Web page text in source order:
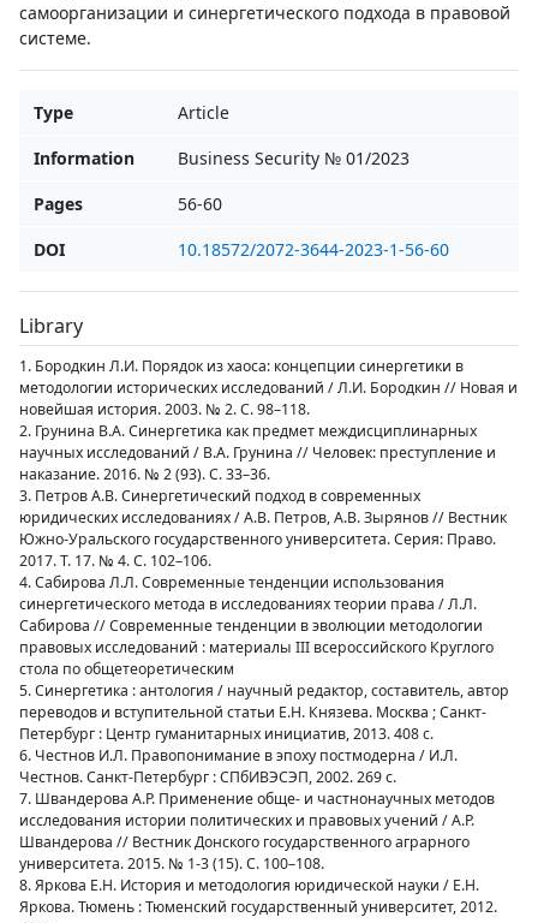
самоорганизации и синергетического подхода в правовой
системе.
Type
Article
Information
Business Security № 01/2023
Pages
56-60
DOI
10.18572/2072-3644-2023-1-56-60
Library
1. Бородкин Л.И. Порядок из хаоса: концепции синергетики в
методологии исторических исследований / Л.И. Бородкин // Новая и
новейшая история. 2003. № 2. С. 98–118.
2. Грунина В.А. Синергетика как предмет междисциплинарных
научных исследований / В.А. Грунина // Человек: преступление и
наказание. 2016. № 2 (93). С. 33–36.
3. Петров А.В. Синергетический подход в современных
юридических исследованиях / А.В. Петров, А.В. Зырянов // Вестник
Южно-Уральского государственного университета. Серия: Право.
2017. Т. 17. № 4. С. 102–106.
4. Сабирова Л.Л. Современные тенденции использования
синергетического метода в исследованиях теории права / Л.Л.
Сабирова // Современные тенденции в эволюции методологии
правовых исследований : материалы III всероссийского Круглого
стола по общетеоретическим
5. Синергетика : антология / научный редактор, составитель, автор
переводов и вступительной статьи E.H. Князева. Москва ; Санкт-
Петербург : Центр гуманитарных инициатив, 2013. 408 с.
6. Честнов И.Л. Правопонимание в эпоху постмодерна / И.Л.
Честнов. Санкт-Петербург : СПбИВЭСЭП, 2002. 269 с.
7. Швандерова А.Р. Применение обще- и частнонаучных методов
исследования истории политических и правовых учений / А.Р.
Швандерова // Вестник Донского государственного аграрного
университета. 2015. № 1-3 (15). С. 100–108.
8. Яркова Е.Н. История и методология юридической науки / Е.Н.
Яркова. Тюмень : Тюменский государственный университет, 2012.